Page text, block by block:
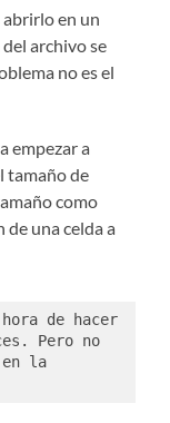
en un
archivo se
no es el
empezar a
tamaño de
como
de una celda a
de hacer
Pero no
en la